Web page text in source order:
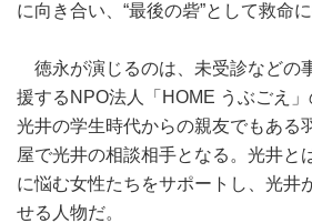
に向き合い、“最後の砦”として救命に
徳永が演じるのは、未受診などの
援するNPO法人「HOME うぶごえ」
光井の学生時代からの親友でもある
屋で光井の相談相手となる。光井と
に悩む女性たちをサポートし、光井
せる人物だ。